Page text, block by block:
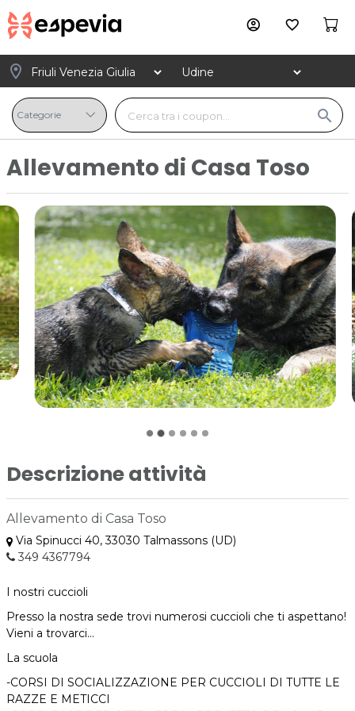
search
account_circle favorite_border
location_on
Allevamento di Casa Toso
Descrizione attività
Allevamento di Casa Toso
Via Spinucci 40, 33030 Talmassons (UD)
349 4367794
I nostri cuccioli
Presso la nostra sede trovi numerosi cuccioli che ti aspettano!
Vieni a trovarci...
La scuola
-CORSI DI SOCIALIZZAZIONE PER CUCCIOLI DI TUTTE LE
RAZZE E METICCI